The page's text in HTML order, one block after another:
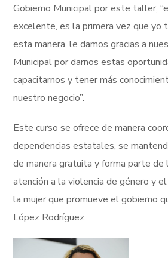
Gobierno Municipal por este taller,
excelente, es la primera vez que yo
esta manera, le damos gracias a
Municipal por darnos estas
capacitarnos y tener más
nuestro negocio”.
Este curso se ofrece de manera
dependencias estatales, se
de manera gratuita y forma parte de
atención a la violencia de género y
la mujer que promueve el gobierno
López Rodríguez.